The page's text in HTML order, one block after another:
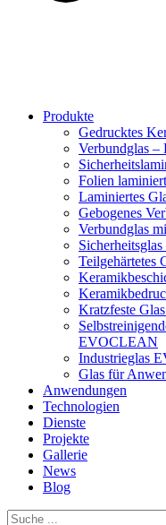
Produkte
Gedrucktes
Verbundglas
Folien
Laminiertes
Gebogenes
Verbundglas
Kratzfeste
EVOCLEAN
Industrieglas
Glas für
Anwendungen
Technologien
Dienste
Projekte
Gallerie
News
Blog